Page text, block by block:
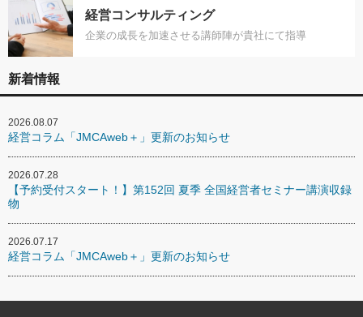
経営コンサルティング
企業の成長を加速させる講師陣が貴社にて指導
新着情報
2026.08.07
経営コラム「JMCAweb＋」更新のお知らせ
2026.07.28
【予約受付スタート！】第152回 夏季 全国経営者セミナー講演収録
物
2026.07.17
経営コラム「JMCAweb＋」更新のお知らせ